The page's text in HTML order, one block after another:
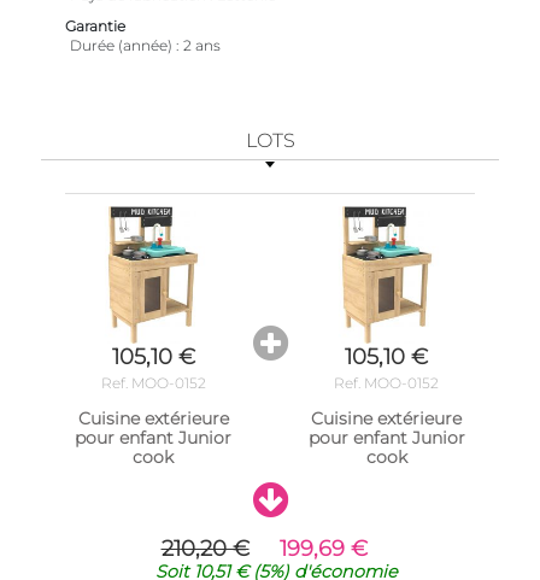
Garantie
Durée (année)
2 ans
LOTS
105,10 €
Ref. MOO-0152
Cuisine extérieure
pour enfant Junior
cook
105,10 €
Ref. MOO-0152
Cuisine extérieure
pour enfant Junior
cook
210,20 € 199,69 €
Soit 10,51 €(5%)d'économie